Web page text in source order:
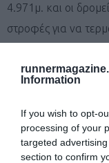
Information
If you wish to opt-
processing of your
targeted
section to confirm
4.971μ. και οι
στροφές για να
διεξαχθεί στην
στο Ολυμπιακό
χλμ. θα